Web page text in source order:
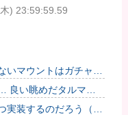
) 23:59:59.59
いマウントはガチャで
良い眺めだタルマ
実装するのだろう（ﾃﾞ